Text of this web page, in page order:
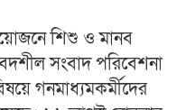
শিশু ও মানব
সংবাদ পরিবেশনা
গনমাধ্যমকর্মীদের